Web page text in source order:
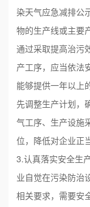
染天气应急减排公
物的生产线或主要
通过采取提高治污
产工序，应当依法
能够提供一年以上
先调整生产计划，
气工序、生产设施
位，降低对企业正
3.认真落实安全生
业自觉在污染防治
相关要求，需要安